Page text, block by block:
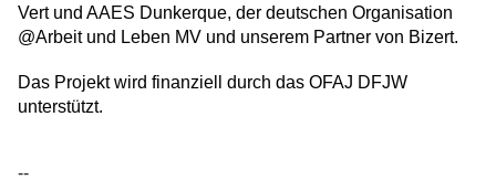
Vert und AAES Dunkerque, der deutschen Organisation
@Arbeit und Leben MV und unserem Partner von Bizert.
Das Projekt wird finanziell durch das OFAJ DFJW
unterstützt.
--